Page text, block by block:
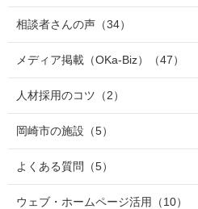
相談者さんの声 （34）
メディア掲載（OKa-Biz） （47）
人材採用のコツ （2）
岡崎市の施設 （5）
よくある質問 （5）
ウェブ・ホームページ活用 （10）